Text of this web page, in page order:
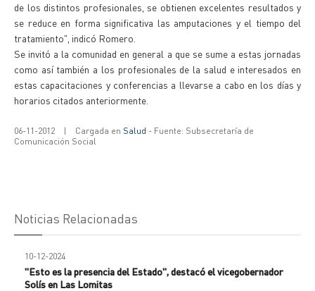
de los distintos profesionales, se obtienen excelentes resultados y
se reduce en forma significativa las amputaciones y el tiempo del
tratamiento", indicó Romero.
Se invitó a la comunidad en general a que se sume a estas jornadas
como así también a los profesionales de la salud e interesados en
estas capacitaciones y conferencias a llevarse a cabo en los días y
horarios citados anteriormente.
06-11-2012 | Cargada en Salud - Fuente: Subsecretaría de
Comunicación Social
Noticias Relacionadas
10-12-2024
"Esto es la presencia del Estado", destacó el vicegobernador
Solís en Las Lomitas